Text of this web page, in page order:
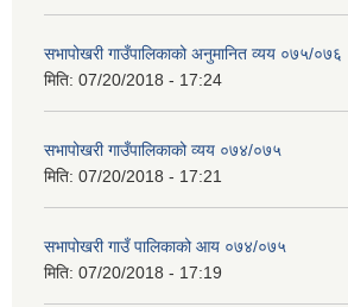
सभापोखरी गाउँपालिकाको अनुमानित व्यय ०७५/०७६
मिति: 07/20/2018 - 17:24
सभापोखरी गाउँपालिकाको व्यय ०७४/०७५
मिति: 07/20/2018 - 17:21
सभापोखरी गाउँ पालिकाको आय ०७४/०७५
मिति: 07/20/2018 - 17:19